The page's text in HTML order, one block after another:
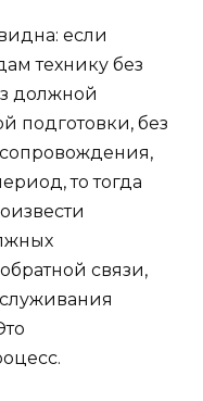
если
технику без
должной
подготовки, без
то тогда
связи,